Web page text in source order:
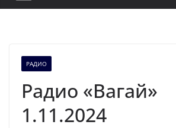
РАДИО
Радио «Вагай»
1.11.2024